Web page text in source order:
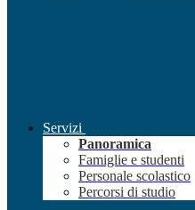
Servizi
Panoramica
Famiglie e studenti
Personale scolastico
Percorsi di studio